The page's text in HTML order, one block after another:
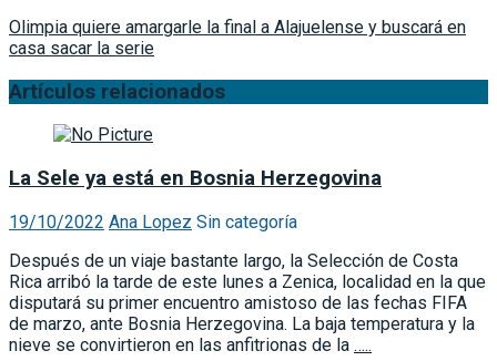
Olimpia quiere amargarle la final a Alajuelense y buscará en
casa sacar la serie
Artículos relacionados
La Sele ya está en Bosnia Herzegovina
19/10/2022 Ana Lopez Sin categoría
Después de un viaje bastante largo, la Selección de Costa
Rica arribó la tarde de este lunes a Zenica, localidad en la que
disputará su primer encuentro amistoso de las fechas FIFA
de marzo, ante Bosnia Herzegovina. La baja temperatura y la
nieve se convirtieron en las anfitrionas de la …..